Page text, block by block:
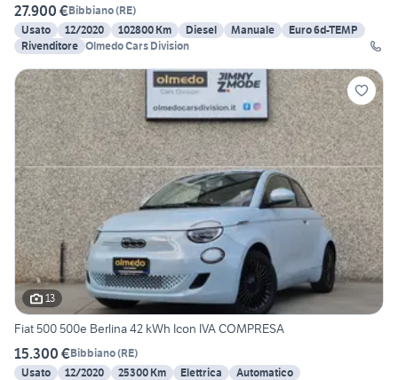
27.900 €Bibbiano(RE)
Usato
12/2020 102800 Km Diesel Manuale
Euro 6d-TEMP
Rivenditore Olmedo Cars Division
13
Fiat 500 500e Berlina 42 kWh Icon IVA COMPRESA
15.300 €Bibbiano(RE)
Usato
12/2020 25300 Km Elettrica
Automatico